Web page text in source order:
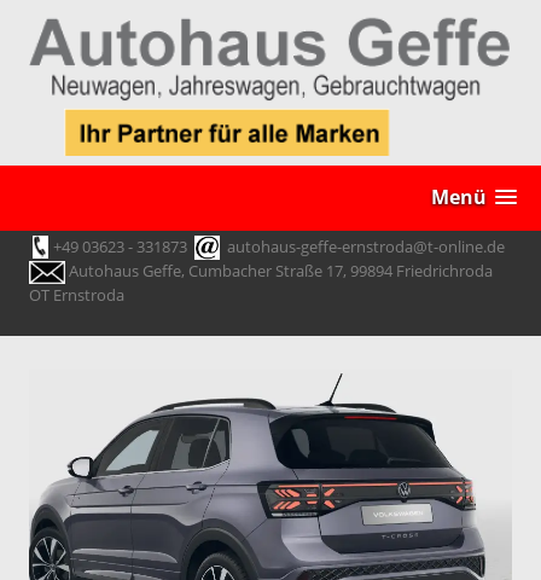
Menü
+49 03623 - 331873
autohaus-geffe-ernstroda@t-online.de
Autohaus Geffe, Cumbacher Straße 17, 99894 Friedrichroda
OT Ernstroda